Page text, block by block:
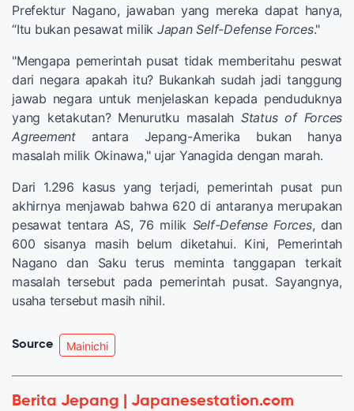
Prefektur Nagano, jawaban yang mereka dapat hanya,
“Itu bukan pesawat milik Japan Self-Defense Forces."
"Mengapa pemerintah pusat tidak memberitahu peswat
dari negara apakah itu? Bukankah sudah jadi tanggung
jawab negara untuk menjelaskan kepada penduduknya
yang ketakutan? Menurutku masalah Status of Forces
Agreementantara Jepang-Amerika bukan hanya
masalah milik Okinawa," ujar Yanagida dengan marah.
Dari 1.296 kasus yang terjadi, pemerintah pusat pun
akhirnya menjawab bahwa 620 di antaranya merupakan
pesawat tentara AS, 76 milik Self-Defense Forces, dan
600 sisanya masih belum diketahui. Kini, Pemerintah
Nagano dan Saku terus meminta tanggapan terkait
masalah tersebut pada pemerintah pusat. Sayangnya,
usaha tersebut masih nihil.
Source Mainichi
Berita Jepang | Japanesestation.com